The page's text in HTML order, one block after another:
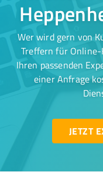
Wer wird gern von
Treffern für Online-
Ihren passenden
einer Anfrage
JETZT